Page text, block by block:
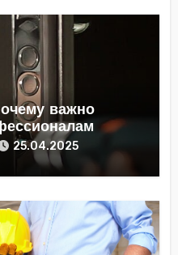
важно
25.04.2025